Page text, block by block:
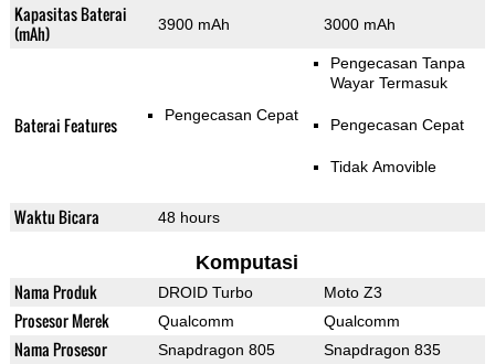
Kapasitas Baterai
(mAh)
3900 mAh 3000 mAh
Baterai Features Pengecasan Cepat
Pengecasan Tanpa
Wayar Termasuk
Pengecasan Cepat
Tidak Amovible
Waktu Bicara 48 hours
Komputasi
Nama Produk DROID Turbo Moto Z3
Prosesor Merek Qualcomm Qualcomm
Nama Prosesor Snapdragon 805 Snapdragon 835